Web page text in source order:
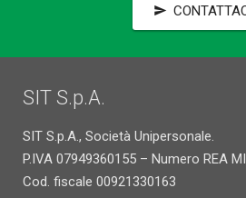
send
SIT S.p.A.
SIT S.p.A., Società Unipersonale.
P.IVA 07949360155 – Numero REA
Cod. fiscale 00921330163